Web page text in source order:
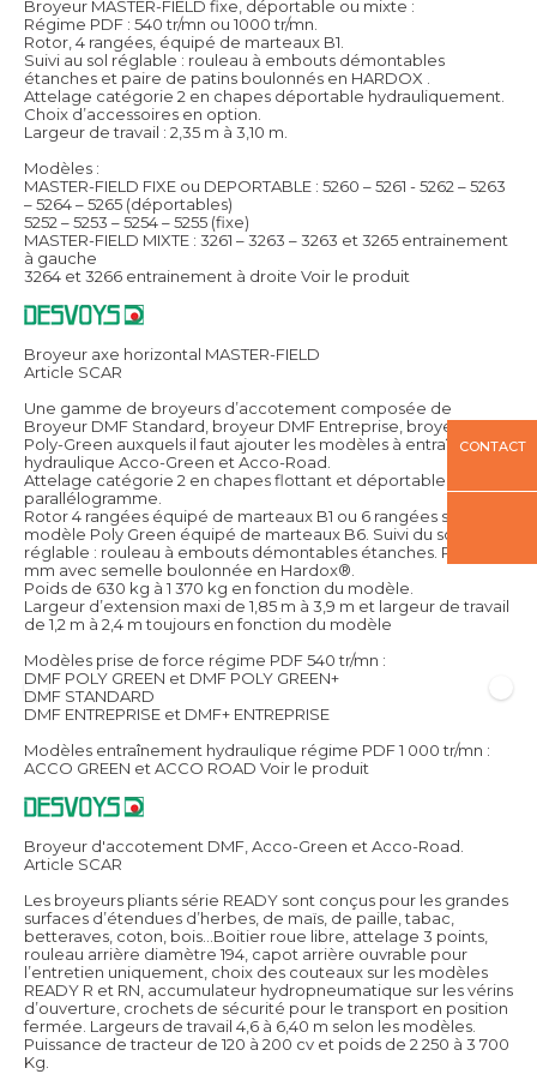
Broyeur MASTER-FIELD fixe, déportable ou mixte :
Régime PDF : 540 tr/mn ou 1000 tr/mn.
Rotor, 4 rangées, équipé de marteaux B1.
Suivi au sol réglable : rouleau à embouts démontables
étanches et paire de patins boulonnés en HARDOX .
Attelage catégorie 2 en chapes déportable hydrauliquement.
Choix d’accessoires en option.
Largeur de travail : 2,35 m à 3,10 m.
Modèles :
MASTER-FIELD FIXE ou DEPORTABLE : 5260 – 5261 - 5262 – 5263
– 5264 – 5265 (déportables)
5252 – 5253 – 5254 – 5255 (fixe)
MASTER-FIELD MIXTE : 3261 – 3263 – 3263 et 3265 entrainement
à gauche
3264 et 3266 entrainement à droite Voir le produit
Broyeur axe horizontal MASTER-FIELD
Article SCAR
Une gamme de broyeurs d’accotement composée de
Broyeur DMF Standard, broyeur DMF Entreprise, broyeur DMF
Poly-Green auxquels il faut ajouter les modèles à entraînement
hydraulique Acco-Green et Acco-Road.
Attelage catégorie 2 en chapes flottant et déportable par
parallélogramme.
Rotor 4 rangées équipé de marteaux B1 ou 6 rangées sur
modèle Poly Green équipé de marteaux B6. Suivi du sol
réglable : rouleau à embouts démontables étanches. Patins 10
mm avec semelle boulonnée en Hardox®.
Poids de 630 kg à 1 370 kg en fonction du modèle.
Largeur d’extension maxi de 1,85 m à 3,9 m et largeur de travail
de 1,2 m à 2,4 m toujours en fonction du modèle
Modèles prise de force régime PDF 540 tr/mn :
DMF POLY GREEN et DMF POLY GREEN+
DMF STANDARD
DMF ENTREPRISE et DMF+ ENTREPRISE
Modèles entraînement hydraulique régime PDF 1 000 tr/mn :
ACCO GREEN et ACCO ROAD Voir le produit
Broyeur d'accotement DMF, Acco-Green et Acco-Road.
Article SCAR
Les broyeurs pliants série READY sont conçus pour les grandes
surfaces d’étendues d’herbes, de maïs, de paille, tabac,
betteraves, coton, bois…Boitier roue libre, attelage 3 points,
rouleau arrière diamètre 194, capot arrière ouvrable pour
l’entretien uniquement, choix des couteaux sur les modèles
READY R et RN, accumulateur hydropneumatique sur les vérins
d’ouverture, crochets de sécurité pour le transport en position
fermée. Largeurs de travail 4,6 à 6,40 m selon les modèles.
Puissance de tracteur de 120 à 200 cv et poids de 2 250 à 3 700
Kg.
CONTACT